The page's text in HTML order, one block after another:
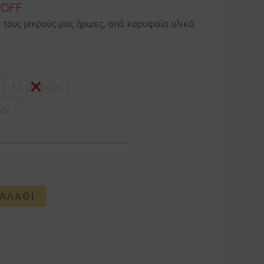
τους μικρούς μας ήρωες, από κορυφαία υλικά
12 μηνών